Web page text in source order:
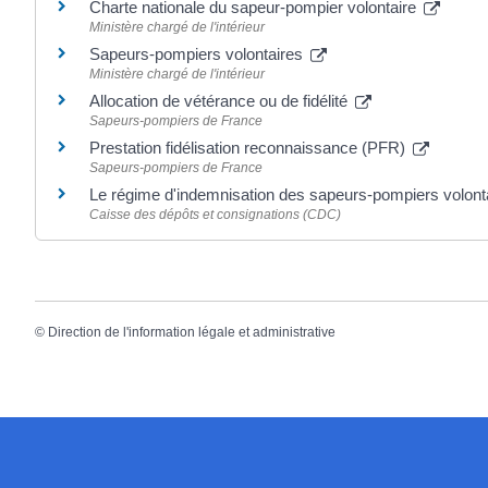
Charte nationale du sapeur-pompier volontaire
Ministère chargé de l'intérieur
Sapeurs-pompiers volontaires
Ministère chargé de l'intérieur
Allocation de vétérance ou de fidélité
Sapeurs-pompiers de France
Prestation fidélisation reconnaissance (PFR)
Sapeurs-pompiers de France
Le régime d'indemnisation des sapeurs-pompiers
Caisse des dépôts et consignations (CDC)
© Direction de l'information légale et administrative